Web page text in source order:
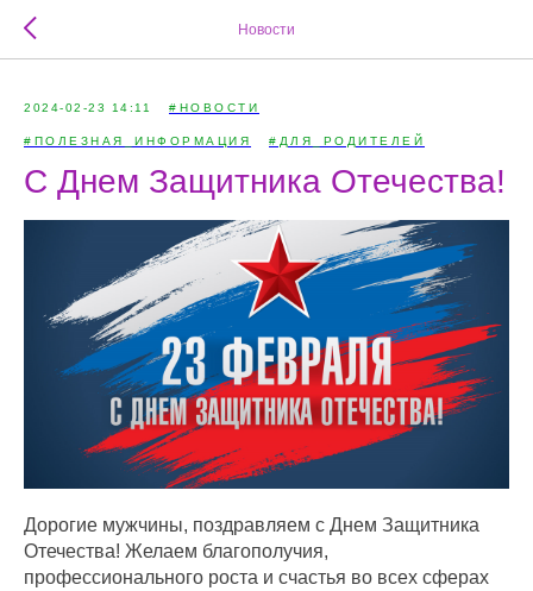
Новости
2024-02-23 14:11 #НОВОСТИ
#ПОЛЕЗНАЯ_ИНФОРМАЦИЯ #ДЛЯ_РОДИТЕЛЕЙ
С Днем Защитника Отечества!
Дорогие мужчины, поздравляем с Днем Защитника
Отечества! Желаем благополучия,
профессионального роста и счастья во всех сферах